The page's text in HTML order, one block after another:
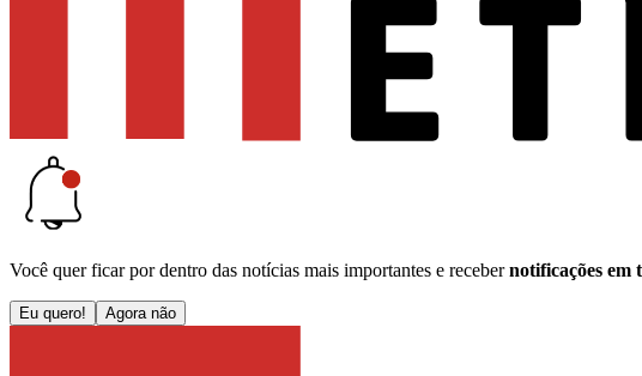
Você quer ficar por dentro das notícias mais importantes e receber notificações em
Eu quero! Agora não